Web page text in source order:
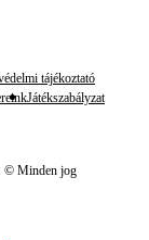
tájékoztató
Játékszabályzat
© Minden jog